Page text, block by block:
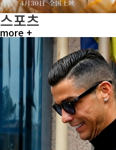
스포츠
more +